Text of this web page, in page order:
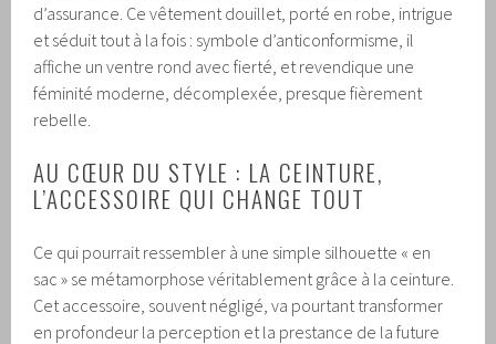
d’assurance. Ce vêtement douillet, porté en robe, intrigue
et séduit tout à la fois : symbole d’anticonformisme, il
affiche un ventre rond avec fierté, et revendique une
féminité moderne, décomplexée, presque fièrement
rebelle.
AU CŒUR DU STYLE : LA CEINTURE,
L’ACCESSOIRE QUI CHANGE TOUT
Ce qui pourrait ressembler à une simple silhouette « en
sac » se métamorphose véritablement grâce à la ceinture.
Cet accessoire, souvent négligé, va pourtant transformer
en profondeur la perception et la prestance de la future